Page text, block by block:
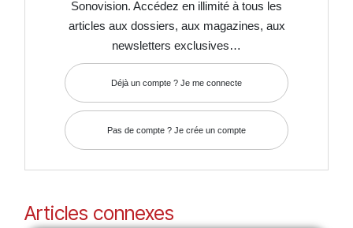
Sonovision. Accédez en illimité à tous les
articles aux dossiers, aux magazines, aux
newsletters exclusives…
Déjà un compte ? Je me connecte
Pas de compte ? Je crée un compte
Articles connexes